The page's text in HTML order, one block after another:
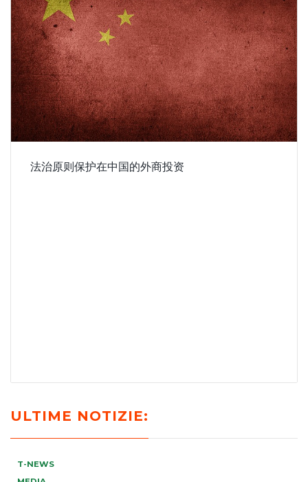
法治原则保护在中国的外商投资
ULTIME NOTIZIE:
T-NEWS